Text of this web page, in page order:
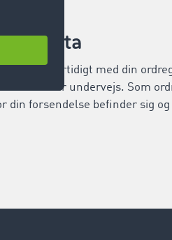
midlertidigt med din
undervejs. Som
din forsendelse befinder sig